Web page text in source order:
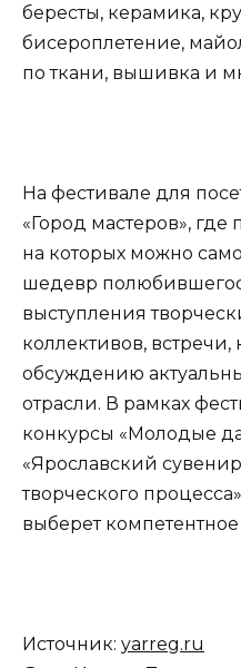
бересты, керамика,
бисероплетение,
по ткани, вышивка и
На фестивале для
«Город мастеров», где
на которых можно
шедевр
выступления
коллективов, встречи,
обсуждению
отрасли. В рамках
конкурсы «Молодые
«Ярославский
творческого
выберет
Источник: yarreg.ru